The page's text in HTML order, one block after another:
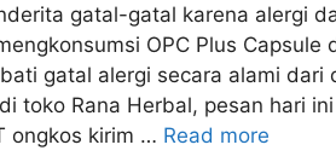
gatal-gatal karena alergi
OPC Plus
gatal alergi secara alami
toko Rana Herbal, pesan hari
ongkos kirim … Read more